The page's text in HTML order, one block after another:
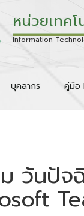
หน่วยเทคโ
Information
บุคลากร คู่มือ
วันปัจ